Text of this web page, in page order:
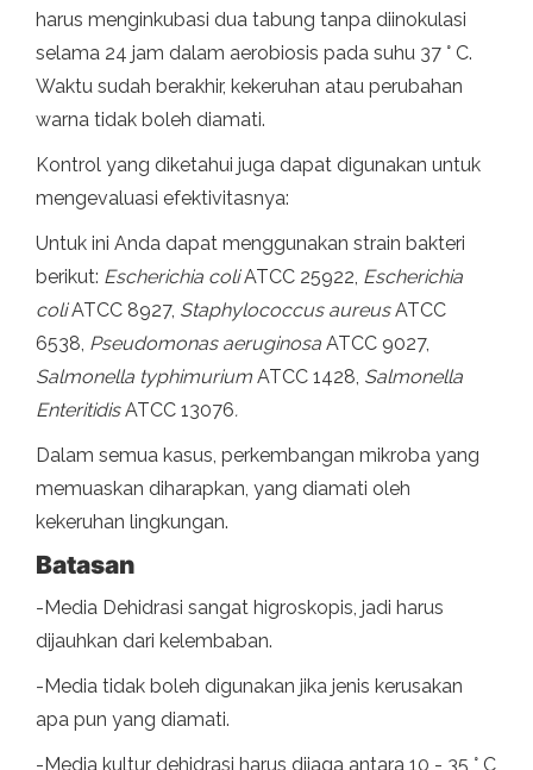
harus menginkubasi dua tabung tanpa diinokulasi
selama 24 jam dalam aerobiosis pada suhu 37 ° C.
Waktu sudah berakhir, kekeruhan atau perubahan
warna tidak boleh diamati.
Kontrol yang diketahui juga dapat digunakan untuk
mengevaluasi efektivitasnya:
Untuk ini Anda dapat menggunakan strain bakteri
berikut: Escherichia coliATCC 25922, Escherichia
coliATCC 8927, Staphylococcus aureusATCC
6538, Pseudomonas aeruginosa ATCC 9027,
Salmonella typhimurium ATCC 1428, Salmonella
EnteritidisATCC 13076.
Dalam semua kasus, perkembangan mikroba yang
memuaskan diharapkan, yang diamati oleh
kekeruhan lingkungan.
Batasan
-Media Dehidrasi sangat higroskopis, jadi harus
dijauhkan dari kelembaban.
-Media tidak boleh digunakan jika jenis kerusakan
apa pun yang diamati.
-Media kultur dehidrasi harus dijaga antara 10 - 35 ° C